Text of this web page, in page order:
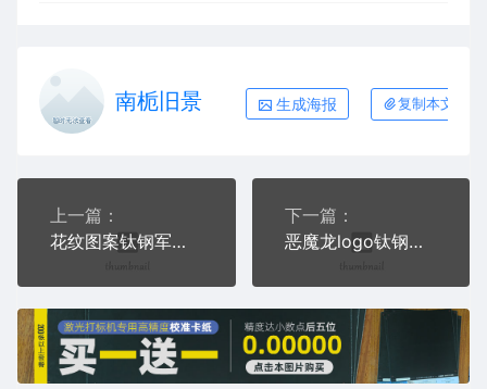
南栀旧景 生成海报 复制本文链接
上一篇：
花纹图案钛钢军牌项链AI8.0格式激光打标文件通用矢量图
下一篇：
恶魔龙logo钛钢军牌项链AI8.0格式激光打标文件通用矢量图